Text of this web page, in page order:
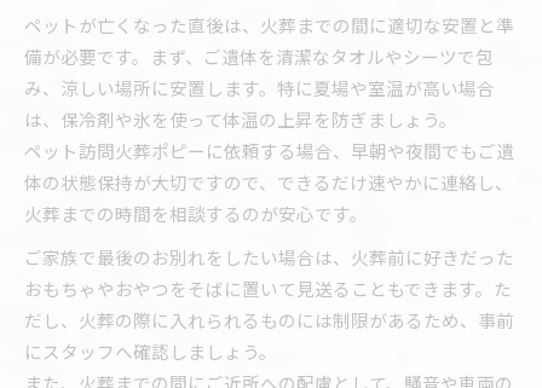
ペットが亡くなった直後は、火葬までの間に適切な安置と準
備が必要です。まず、ご遺体を清潔なタオルやシーツで包
み、涼しい場所に安置します。特に夏場や室温が高い場合
は、保冷剤や氷を使って体温の上昇を防ぎましょう。
ペット訪問火葬ポピーに依頼する場合、早朝や夜間でもご遺
体の状態保持が大切ですので、できるだけ速やかに連絡し、
火葬までの時間を相談するのが安心です。
ご家族で最後のお別れをしたい場合は、火葬前に好きだった
おもちゃやおやつをそばに置いて見送ることもできます。た
だし、火葬の際に入れられるものには制限があるため、事前
にスタッフへ確認しましょう。
また、火葬までの間にご近所への配慮として、騒音や車両の